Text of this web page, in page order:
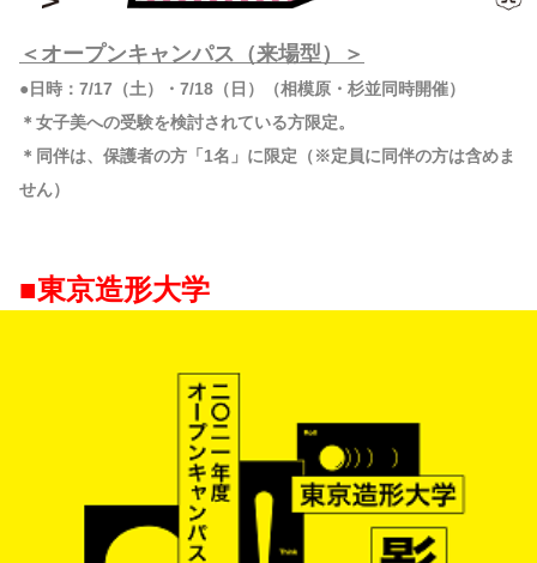
＜オープンキャンパス（来場型）＞
●日時：7/17（土）・7/18（日）（相模原・杉並同時開催）
＊女子美への受験を検討されている方限定。
＊同伴は、保護者の方「1名」に限定（※定員に同伴の方は含めま
せん）
■東京造形大学